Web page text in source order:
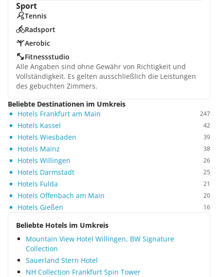
Sport
Tennis
Radsport
Aerobic
Fitnessstudio
Alle Angaben sind ohne Gewähr von Richtigkeit und
Vollständigkeit. Es gelten ausschließlich die Leistungen
des gebuchten Zimmers.
Beliebte Destinationen im Umkreis
Hotels Frankfurt am Main
247
Hotels Kassel 42
Hotels Wiesbaden 39
Hotels Mainz 38
Hotels Willingen 26
Hotels Darmstadt 25
Hotels Fulda 21
Hotels Offenbach am Main 20
Hotels Gießen 16
Beliebte Hotels im Umkreis
Mountain View Hotel Willingen, BW Signature
Collection
Sauerland Stern Hotel
NH Collection Frankfurt Spin Tower